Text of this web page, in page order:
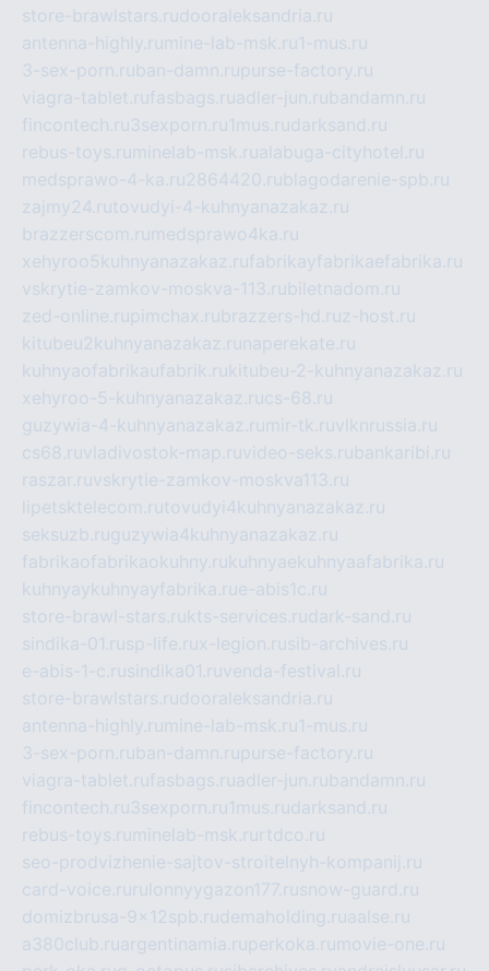
store-brawlstars.rudooraleksandria.ru
antenna-highly.ru mine-lab-msk.ru1-mus.ru
3-sex-porn.ruban-damn.rupurse-factory.ru
viagra-tablet.rufasbags.ruadler-jun.rubandamn.ru
fincontech.ru3sexporn.ru1mus.rudarksand.ru
rebus-toys.ru minelab-msk.rualabuga-cityhotel.ru
medsprawo-4-ka.ru2864420.rublagodarenie-spb.ru
zajmy24.rutovudyi-4-kuhnyanazakaz.ru
brazzerscom.ru medsprawo4ka.ru
xehyroo5kuhnyanazakaz.rufabrikayfabrikaefabrika.ru
vskrytie-zamkov-moskva-113.rubiletnadom.ru
zed-online.rupimchax.rubrazzers-hd.ruz-host.ru
kitubeu2kuhnyanazakaz.ru naperekate.ru
kuhnyaofabrikaufabrik.rukitubeu-2-kuhnyanazakaz.ru
xehyroo-5-kuhnyanazakaz.rucs-68.ru
guzywia-4-kuhnyanazakaz.ru mir-tk.ruvlknrussia.ru
cs68.ruvladivostok-map.ruvideo-seks.rubankaribi.ru
raszar.ruvskrytie-zamkov-moskva113.ru
lipetsktelecom.rutovudyi4kuhnyanazakaz.ru
seksuzb.ruguzywia4kuhnyanazakaz.ru
fabrikaofabrikaokuhny.rukuhnyaekuhnyaafabrika.ru
kuhnyaykuhnyayfabrika.rue-abis1c.ru
store-brawl-stars.rukts-services.rudark-sand.ru
sindika-01.rusp-life.rux-legion.rusib-archives.ru
e-abis-1-c.rusindika01.ruvenda-festival.ru
store-brawlstars.rudooraleksandria.ru
antenna-highly.ru mine-lab-msk.ru1-mus.ru
3-sex-porn.ruban-damn.rupurse-factory.ru
viagra-tablet.rufasbags.ruadler-jun.rubandamn.ru
fincontech.ru3sexporn.ru1mus.rudarksand.ru
rebus-toys.ru minelab-msk.ru rtdco.ru
seo-prodvizhenie-sajtov-stroitelnyh-kompanij.ru
card-voice.ru rulonnyygazon177.rusnow-guard.ru
domizbrusa-9x12spb.rudemaholding.ruaalse.ru
a380club.ruargentinamia.ruperkoka.ru movie-one.ru